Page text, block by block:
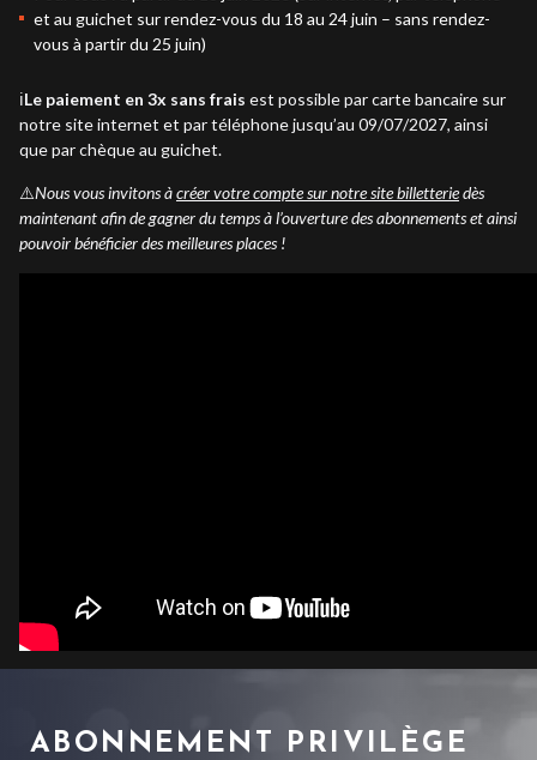
et au guichet sur rendez-vous du 18 au 24 juin – sans rendez-
vous à partir du 25 juin)
ℹ️Le paiement en 3x sans frais est possible par carte bancaire sur
notre site internet et par téléphone jusqu’au 09/07/2027, ainsi
que par chèque au guichet.
⚠️Nous vous invitons àcréer votre compte sur notre site billetteriedès
maintenant afin de gagner du temps à l’ouverture des abonnements et ainsi
pouvoir bénéficier des meilleures places !
ABONNEMENT PRIVILÈGE